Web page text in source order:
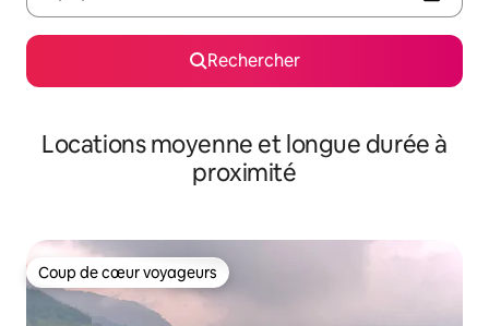
Rechercher
Locations moyenne et longue durée à
proximité
Coup de cœur voyageurs
Coup de cœur voyageurs